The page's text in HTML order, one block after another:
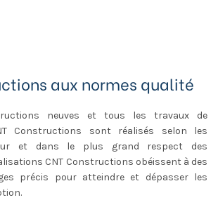
aux normes qualité
neuves et tous les travaux de
Constructions sont réalisés selon les
et dans le plus grand respect des
CNT Constructions obéissent à des
précis pour atteindre et dépasser les